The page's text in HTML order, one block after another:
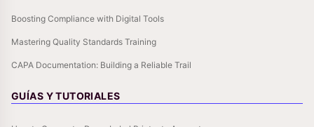
Boosting Compliance with Digital Tools
Mastering Quality Standards Training
CAPA Documentation: Building a Reliable Trail
GUÍAS Y TUTORIALES